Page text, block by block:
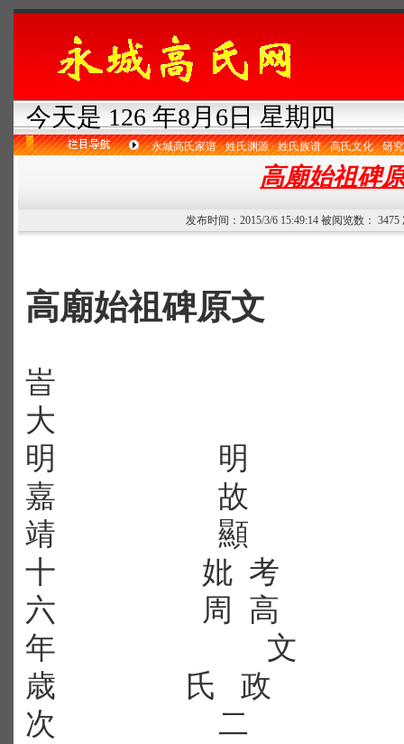
今天是 126 年8月6日 星期四
· 永城高氏家谱 · 姓氏渊源 · 姓氏族谱 · 高氏文化 · 研
高廟始祖碑
发布时间：2015/3/6 15:49:14 被阅览数：
高廟始祖碑原文
峕
大
明
明
嘉
故
靖
顯
十
妣 考
六
周
高
年
文
歳
氏
政
次
二